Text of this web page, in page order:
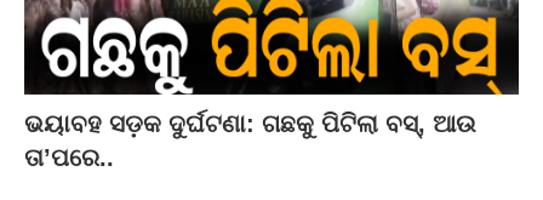
ଭୟାବହ ସଡ଼କ ଦୁର୍ଘଟଣା: ଗଛକୁ ପିଟିଲା ବସ୍‌, ଆଉ
ତା’ପରେ..